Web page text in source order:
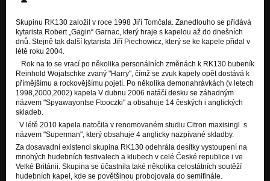
Nezařazeno
I Love You Like Guitars (DEMO 2002)
Nezařazeno
Brumbambulin (DEMO 2002)
Nezařazeno
Ostravice (DEMO 2000)
Nezařazeno
I'm Gonna Tell You The Truth (DEMO 2000)
Nezařazeno
Sekaná (DEMO 2000)
Skupinu RK130 založil v roce 1998 Jiří Tomčala. Zanedlouho se přidává
kytarista Robert „Gagin“ Garnac, který hraje s kapelou až do dnešních
dnů. Stejně tak další kytarista Jiří Piechowicz, který se ke kapele přidal v
létě roku 2004.
Rok na to se vrací po několika personálních změnách k RK130 bubeník
Reinhold Wojatschke zvaný "Harry", čímž se zvuk kapely opět dostává k
přímějšímu a rockovějšímu pojetí. Po několika demonahrávkách (v letech
1998,2000,2002) kapela V dubnu 2006 natáčí desku se záhadným
názvem "Spyawayontse Ftooczki" a obsahuje 14 českých i anglických
skladeb.
V létě 2010 kapela natočila v renomovaném studiu Citron maxisingl s
názvem "Superman", který obsahuje 4 anglicky nazpívané skladby.
Za dosavadní existenci skupina RK130 odehrála desítky vystoupení na
mnohých hudebních festivalech a klubech v celé České republice i ve
Velké Británii. Skupina se účastnila také několika celostátních soutěží
hudebních kapel, kde se povětšinou probojovala do semifinále.